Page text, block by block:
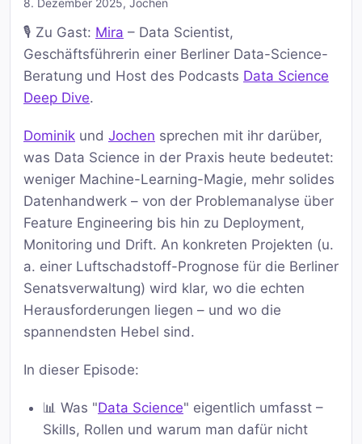
8. Dezember 2025, Jochen
🎙️ Zu Gast: Mira – Data Scientist,
Geschäftsführerin einer Berliner Data-Science-
Beratung und Host des Podcasts Data Science
Deep Dive.
Dominik und Jochen sprechen mit ihr darüber,
was Data Science in der Praxis heute bedeutet:
weniger Machine-Learning-Magie, mehr solides
Datenhandwerk – von der Problemanalyse über
Feature Engineering bis hin zu Deployment,
Monitoring und Drift. An konkreten Projekten (u.
a. einer Luftschadstoff-Prognose für die Berliner
Senatsverwaltung) wird klar, wo die echten
Herausforderungen liegen – und wo die
spannendsten Hebel sind.
In dieser Episode:
📊 Was "Data Science" eigentlich umfasst –
Skills, Rollen und warum man dafür nicht